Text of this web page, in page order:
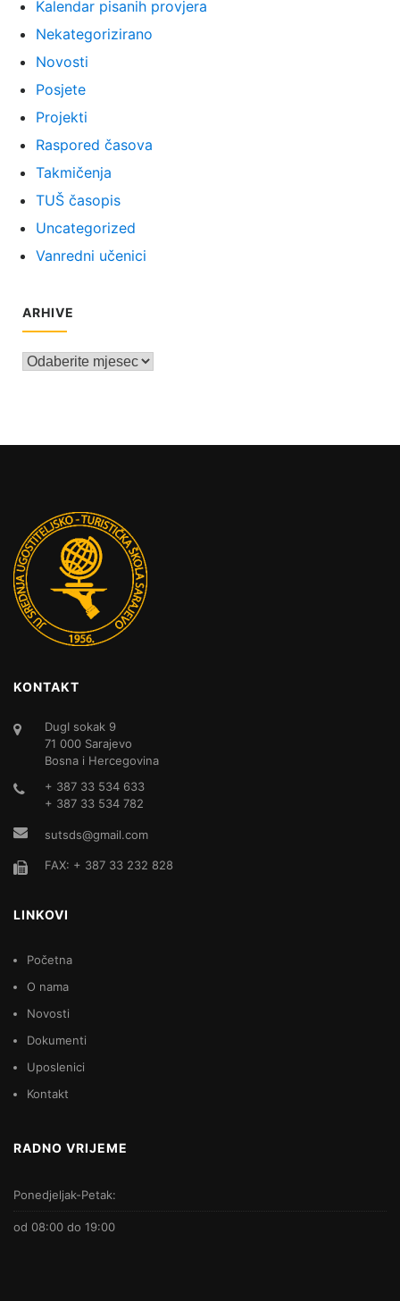
Kalendar pisanih provjera
Nekategorizirano
Novosti
Posjete
Projekti
Raspored časova
Takmičenja
TUŠ časopis
Uncategorized
Vanredni učenici
ARHIVE
Arhive
KONTAKT
DugI sokak 9
71 000 Sarajevo
Bosna i Hercegovina
+ 387 33 534 633
+ 387 33 534 782
sutsds@gmail.com
FAX: + 387 33 232 828
LINKOVI
Početna
O nama
Novosti
Dokumenti
Uposlenici
Kontakt
RADNO VRIJEME
Ponedjeljak-Petak:
od 08:00 do 19:00